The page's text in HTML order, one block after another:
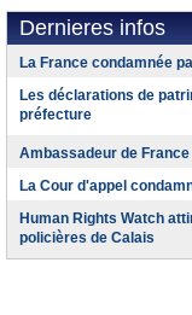
Dernieres infos
La France condamnée
Les déclarations de
préfecture
Ambassadeur de
La Cour d'appel
Human Rights Watch
policières de Calais